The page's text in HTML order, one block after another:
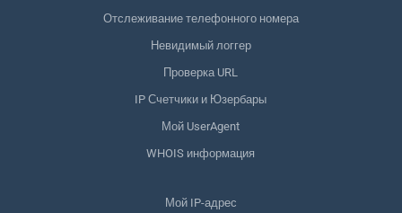
Отслеживание телефонного номера
Невидимый логгер
Проверка URL
IP Счетчики и Юзербары
Мой UserAgent
WHOIS информация
Мой IP-адрес